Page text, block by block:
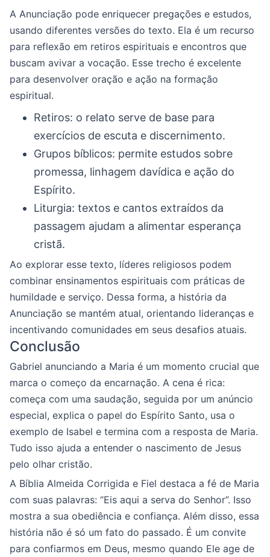
A Anunciação pode enriquecer pregações e estudos,
usando diferentes versões do texto. Ela é um recurso
para reflexão em retiros espirituais e encontros que
buscam avivar a vocação. Esse trecho é excelente
para desenvolver oração e ação na formação
espiritual.
Retiros: o relato serve de base para
exercícios de escuta e discernimento.
Grupos bíblicos: permite estudos sobre
promessa, linhagem davídica e ação do
Espírito.
Liturgia: textos e cantos extraídos da
passagem ajudam a alimentar esperança
cristã.
Ao explorar esse texto, líderes religiosos podem
combinar ensinamentos espirituais com práticas de
humildade e serviço. Dessa forma, a história da
Anunciação se mantém atual, orientando lideranças e
incentivando comunidades em seus desafios atuais.
Conclusão
Gabriel anunciando a Maria é um momento crucial que
marca o começo da encarnação. A cena é rica:
começa com uma saudação, seguida por um anúncio
especial, explica o papel do Espírito Santo, usa o
exemplo de Isabel e termina com a resposta de Maria.
Tudo isso ajuda a entender o nascimento de Jesus
pelo olhar cristão.
A Bíblia Almeida Corrigida e Fiel destaca a fé de Maria
com suas palavras: “Eis aqui a serva do Senhor”. Isso
mostra a sua obediência e confiança. Além disso, essa
história não é só um fato do passado. É um convite
para confiarmos em Deus, mesmo quando Ele age de